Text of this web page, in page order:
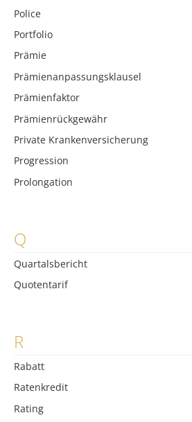
Police
Portfolio
Prämie
Prämienanpassungsklausel
Prämienfaktor
Prämienrückgewähr
Private Krankenversicherung
Progression
Prolongation
Q
Quartalsbericht
Quotentarif
R
Rabatt
Ratenkredit
Rating